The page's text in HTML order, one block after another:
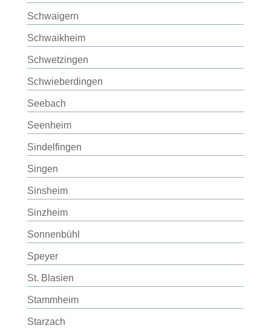
Schwaigern
Schwaikheim
Schwetzingen
Schwieberdingen
Seebach
Seenheim
Sindelfingen
Singen
Sinsheim
Sinzheim
Sonnenbühl
Speyer
St. Blasien
Stammheim
Starzach